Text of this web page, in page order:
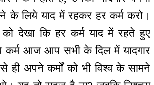
के लिये याद में रहकर हर कर्म करो।
देखा कि हर कर्म याद में रहते हुए
कर्म आज आप सभी के दिल में यादगार
ही अपने कर्मों को भी विश्व के सामने